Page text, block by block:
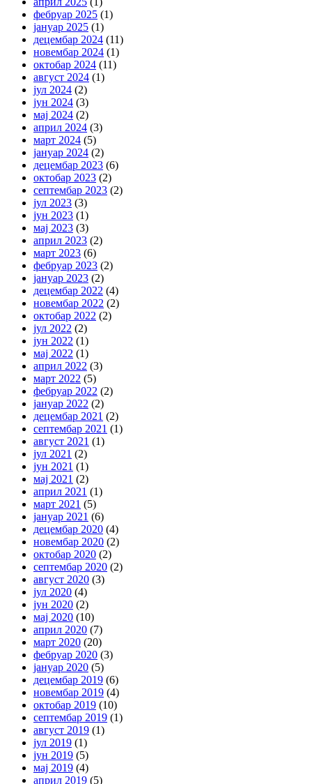
фебруар 2025 (1)
јануар 2025 (1)
децембар 2024 (11)
новембар 2024 (1)
октобар 2024 (11)
август 2024 (1)
јул 2024 (2)
јун 2024 (3)
мај 2024 (2)
април 2024 (3)
март 2024 (5)
јануар 2024 (2)
децембар 2023 (6)
октобар 2023 (2)
септембар 2023 (2)
јул 2023 (3)
јун 2023 (1)
мај 2023 (3)
април 2023 (2)
март 2023 (6)
фебруар 2023 (2)
јануар 2023 (2)
децембар 2022 (4)
новембар 2022 (2)
октобар 2022 (2)
јул 2022 (2)
јун 2022 (1)
мај 2022 (1)
април 2022 (3)
март 2022 (5)
фебруар 2022 (2)
јануар 2022 (2)
децембар 2021 (2)
септембар 2021 (1)
август 2021 (1)
јул 2021 (2)
јун 2021 (1)
мај 2021 (2)
април 2021 (1)
март 2021 (5)
јануар 2021 (6)
децембар 2020 (4)
новембар 2020 (2)
октобар 2020 (2)
септембар 2020 (2)
август 2020 (3)
јул 2020 (4)
јун 2020 (2)
мај 2020 (10)
април 2020 (7)
март 2020 (20)
фебруар 2020 (3)
јануар 2020 (5)
децембар 2019 (6)
новембар 2019 (4)
октобар 2019 (10)
септембар 2019 (1)
август 2019 (1)
јул 2019 (1)
јун 2019 (5)
мај 2019 (4)
април 2019 (5)